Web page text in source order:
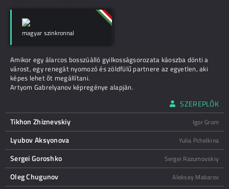
magyar szinkronnal
Amikor egy álarcos bosszúálló gyilkosságsorozata káoszba dönti a
várost, egy renegát nyomozó és zöldfülű partnere az egyetlen, aki
képes lehet őt megállítani.
Artyom Gabrelyanov képregénye alapján.
SZEREPLŐK
Tikhon Zhiznevskiy
Igor Grom
Lyubov Aksyonova Yulia Pchelkina
Sergei Goroshko Sergei Razumovskiy
Oleg Chugunov Aleksey Makarov